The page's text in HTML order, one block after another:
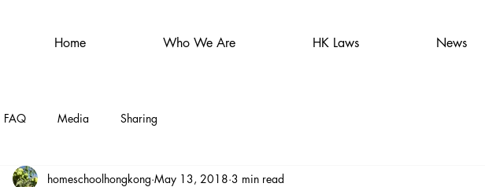
Home Who We Are HK Laws News
FAQ Media Sharing
homeschoolhongkong May 13, 2018 3 min read